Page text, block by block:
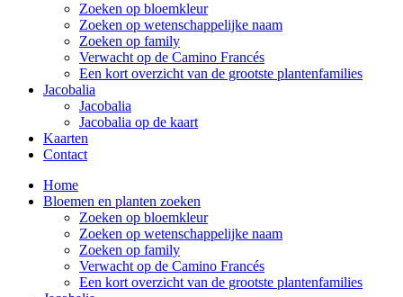
Zoeken op bloemkleur
Zoeken op wetenschappelijke naam
Zoeken op family
Verwacht op de Camino Francés
Een kort overzicht van de grootste plantenfamilies
Jacobalia
Jacobalia
Jacobalia op de kaart
Kaarten
Contact
Home
Bloemen en planten zoeken
Zoeken op bloemkleur
Zoeken op wetenschappelijke naam
Zoeken op family
Verwacht op de Camino Francés
Een kort overzicht van de grootste plantenfamilies